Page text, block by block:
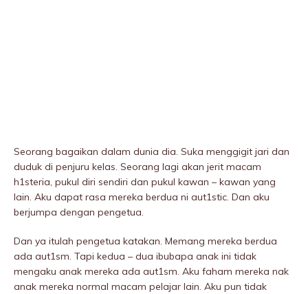
Seorang bagaikan dalam dunia dia. Suka menggigit jari dan
duduk di penjuru kelas. Seorang lagi akan jerit macam
h1steria, pukuI diri sendiri dan pukuI kawan – kawan yang
lain. Aku dapat rasa mereka berdua ni aut1stic. Dan aku
berjumpa dengan pengetua.
Dan ya itulah pengetua katakan. Memang mereka berdua
ada aut1sm. Tapi kedua – dua ibubapa anak ini tidak
mengaku anak mereka ada aut1sm. Aku faham mereka nak
anak mereka normal macam pelajar lain. Aku pun tidak